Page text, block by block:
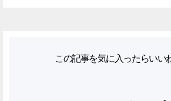
この記事を気に入ったらいい